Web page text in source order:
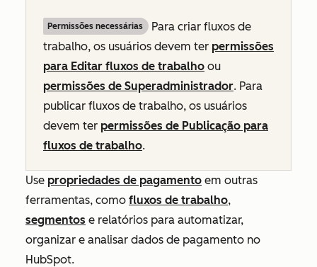
Permissões necessárias
Para criar fluxos de
trabalho, os usuários devem ter permissões
para Editar fluxos de trabalho ou
permissões de Superadministrador. Para
publicar fluxos de trabalho, os usuários
devem ter permissões de Publicação para
fluxos de trabalho.
Use propriedades de pagamento em outras
ferramentas, como fluxos de trabalho,
segmentos e relatórios para automatizar,
organizar e analisar dados de pagamento no
HubSpot.